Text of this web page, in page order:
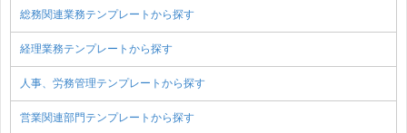
総務関連業務テンプレートから探す
経理業務テンプレートから探す
人事、労務管理テンプレートから探す
営業関連部門テンプレートから探す